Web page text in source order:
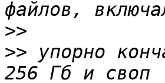
>>
>> упорно